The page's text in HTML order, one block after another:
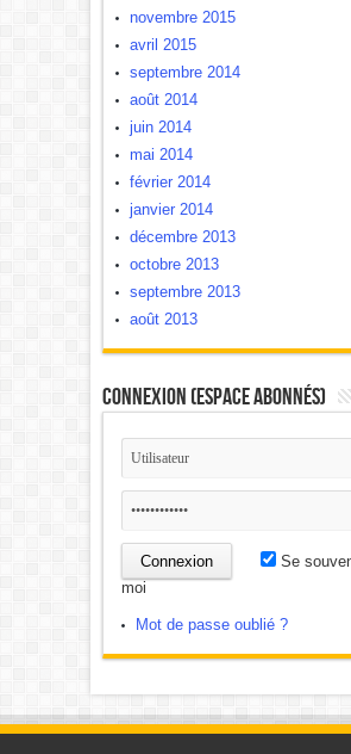
novembre 2015
avril 2015
septembre 2014
août 2014
juin 2014
mai 2014
février 2014
janvier 2014
décembre 2013
octobre 2013
septembre 2013
août 2013
Connexion (Espace Abonnés)
Se
moi
Mot de passe oublié ?